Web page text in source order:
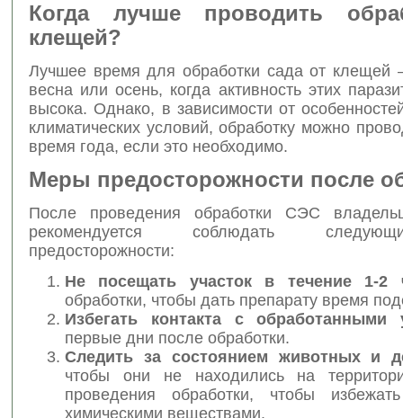
Когда лучше проводить
клещей?
Лучшее время для обработки сада от клещей
весна или осень, когда активность этих
высока. Однако, в зависимости от
климатических условий, обработку можно
время года, если это необходимо.
Меры предосторожности после
После проведения обработки СЭС
рекомендуется соблюдать
предосторожности:
Не посещать участок в течение 1-2
обработки, чтобы дать препарату время
Избегать контакта с обработанными
первые дни после обработки.
Следить за состоянием животных и
чтобы они не находились на
проведения обработки, чтобы
химическими веществами.